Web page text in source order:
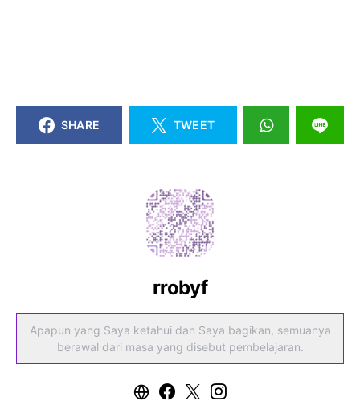
SHARE TWEET
rrobyf
Apapun yang Saya ketahui dan Saya bagikan, semuanya
berawal dari masa yang disebut pembelajaran.